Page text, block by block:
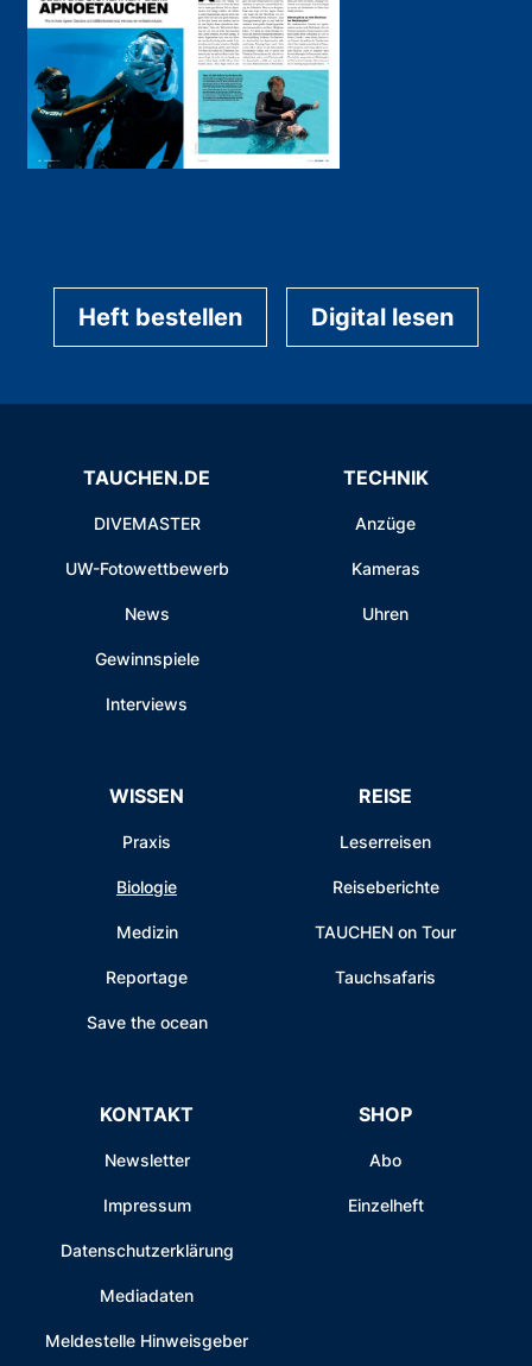
Heft bestellen Digital lesen
TAUCHEN.DE
DIVEMASTER
UW-Fotowettbewerb
News
Gewinnspiele
Interviews
TECHNIK
Anzüge
Kameras
Uhren
WISSEN
Praxis
Biologie
Medizin
Reportage
Save the ocean
REISE
Leserreisen
Reiseberichte
TAUCHEN on Tour
Tauchsafaris
KONTAKT
Newsletter
Impressum
Datenschutzerklärung
Mediadaten
Meldestelle Hinweisgeber
SHOP
Abo
Einzelheft